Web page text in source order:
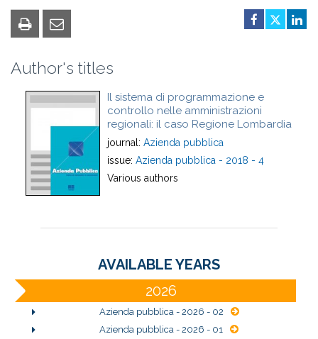
Author's titles
Il sistema di programmazione e
controllo nelle amministrazioni
regionali: il caso Regione Lombardia
journal: Azienda pubblica
issue: Azienda pubblica - 2018 - 4
Various authors
AVAILABLE YEARS
2026
Azienda pubblica - 2026 - 02
Azienda pubblica - 2026 - 01